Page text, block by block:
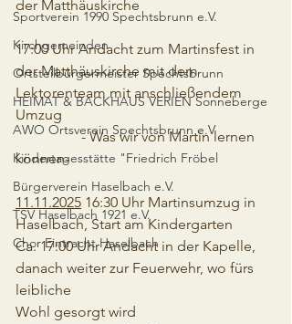
Sportverein 1990 Spechtsbrunn e.V.
Kirchgemeinden
Ortsteilbürgermeister Spechtsbrunn
HEIMAT & BACKHAUS VERIEN Sonneberge
AWO Ortsverein Spechtsbrunn e.V
Kindertagesstätte "Friedrich Fröbel
Bürgerverein Haselbach e.V.
TSV Haselbach 1921 e.V.
Chor Eintracht Haselbach
der Matthäuskirche
17:00 Uhr Andacht zum Martinsfest in
der Matthäuskirche mit dem
Lektorenteam mit anschließendem
Umzug
- Was wir von Martin lernen
können-
11.11.2025 16:30 Uhr Martinsumzug in
Haselbach, Start am Kindergarten
Ca. 17:00 Uhr Andacht in der Kapelle,
danach weiter zur Feuerwehr, wo fürs
leibliche
Wohl gesorgt wird